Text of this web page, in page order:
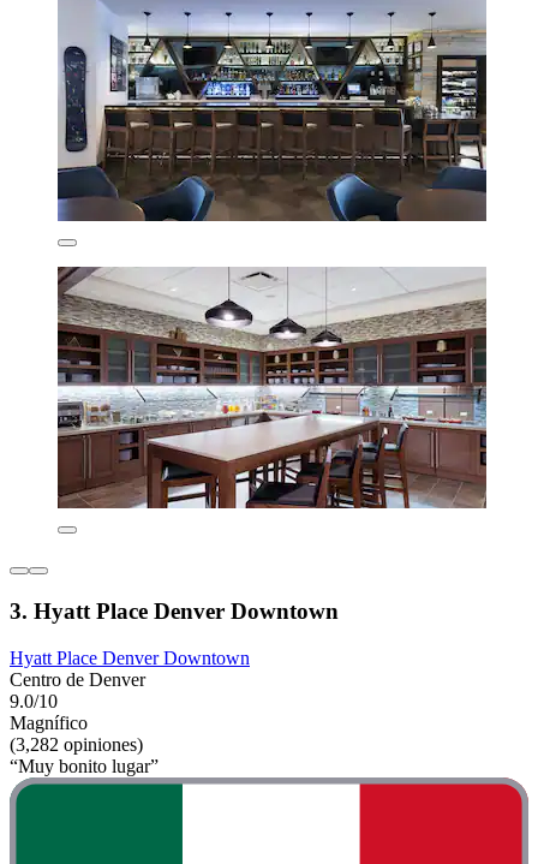
3. Hyatt Place Denver Downtown
Hyatt Place Denver Downtown
Centro de Denver
9.0/10
Magnífico
(3,282 opiniones)
“Muy bonito lugar”